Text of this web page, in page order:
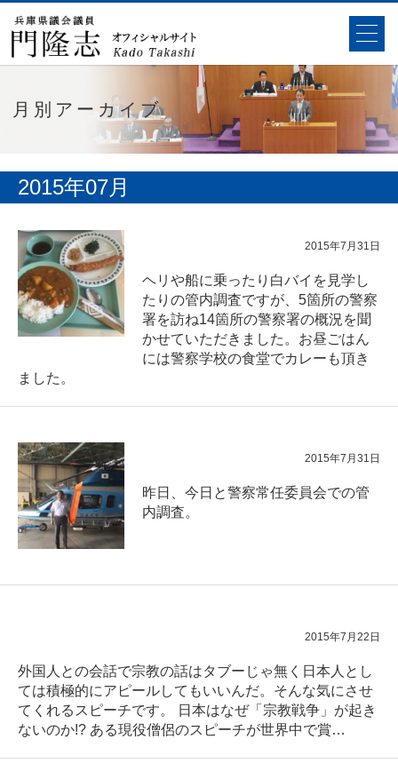
月別アーカイブ
2015年07月
2015年7月31日
ヘリや船に乗ったり白バイを見学し
たりの管内調査ですが、5箇所の警察
署を訪ね14箇所の警察署の概況を聞
かせていただきました。お昼ごはん
には警察学校の食堂でカレーも頂き
ました。
2015年7月31日
昨日、今日と警察常任委員会での管
内調査。
2015年7月22日
外国人との会話で宗教の話はタブーじゃ無く日本人とし
ては積極的にアピールしてもいいんだ。そんな気にさせ
てくれるスピーチです。 日本はなぜ「宗教戦争」が起き
ないのか!? ある現役僧侶のスピーチが世界中で賞…